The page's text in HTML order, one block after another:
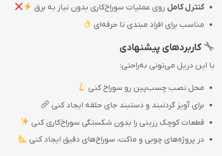
کنترل کامل روی عملیات سوراخ‌کاری بدون نیاز به برق
مناسب برای افراد مبتدی تا حرفه‌ای
کاربردهای پیشنهادی
با این دریل می‌تونی به‌راحتی:
محل نصب چسب‌پین رو سوراخ کنی
برای آویز گردنبند و دستبند جای حلقه ایجاد کنی
قطعات کوچک رزینی را بدون شکستگی سوراخ‌کاری کنی
در پروژه‌های چوبی و ماکت، سوراخ‌های دقیق ایجاد کنی